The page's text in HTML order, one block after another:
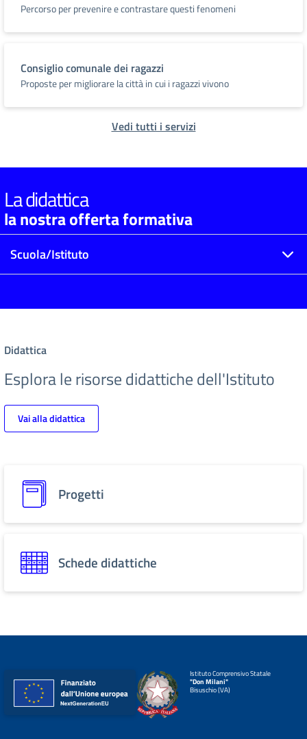
Percorso per prevenire e contrastare questi fenomeni
Consiglio comunale dei ragazzi
Proposte per migliorare la città in cui i ragazzi vivono
Vedi tutti i servizi
La didattica
la nostra offerta formativa
Scuola/Istituto
Didattica
Esplora le risorse didattiche dell'Istituto
Vai alla didattica
Progetti
Schede didattiche
Istituto Comprensivo Statale
"Don Milani"
Bisuschio (VA)